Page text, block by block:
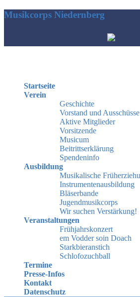
Musikcorps Niedernberg
Startseite
Verein
Geschichte
Vorstand und Ausschüsse
Aktive Mitglieder
Vorsitzende
Musicum
Beitrittserklärung
Spendeninfo
Ausbildung
Musikalische
Instrumentenausbildung
Bläserbande
Jugendmusikcorps
Wir suchen Verstärkung!
Veranstaltungen
Frühjahrskonzert
em Vodder soin Doach
Starkbieranstich
Schlofozuchball
Termine
Presse-Infos
Kontakt
Datenschutz